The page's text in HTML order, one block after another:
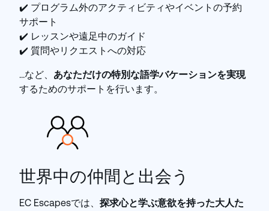
✔️ プログラム外のアクティビティやイベントの予約
サポート
✔️ レッスンや遠足中のガイド
✔️ 質問やリクエストへの対応
…など、 あなただけの特別な語学バケーションを実現
するためのサポートを行います。
世界中の仲間と出会う
EC Escapesでは、 探求心と学ぶ意欲を持った大人た